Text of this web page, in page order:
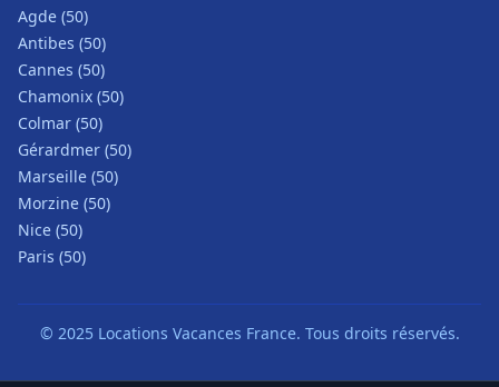
Agde (50)
Antibes (50)
Cannes (50)
Chamonix (50)
Colmar (50)
Gérardmer (50)
Marseille (50)
Morzine (50)
Nice (50)
Paris (50)
© 2025 Locations Vacances France. Tous droits réservés.